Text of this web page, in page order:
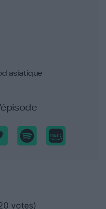
asiatique
votes)